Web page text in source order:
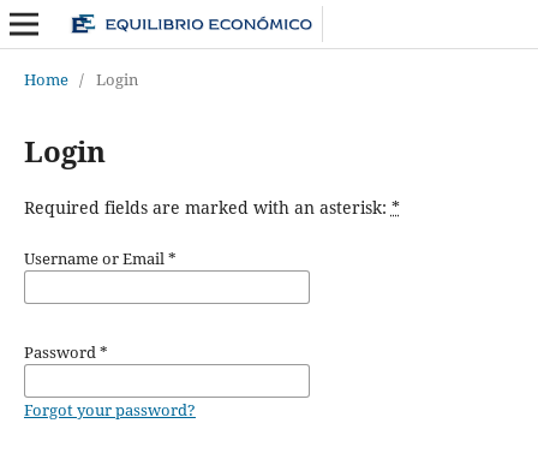
Home / Login
Login
Required fields are marked with an asterisk: *
Username or Email*
Password*
Forgot your password?